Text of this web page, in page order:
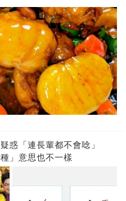
惑「連長輩都不會唸」
」意思也不一樣